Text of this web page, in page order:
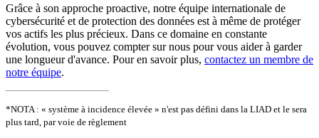
Grâce à son approche proactive, notre équipe internationale de
cybersécurité et de protection des données est à même de protéger
vos actifs les plus précieux. Dans ce domaine en constante
évolution, vous pouvez compter sur nous pour vous aider à garder
une longueur d'avance. Pour en savoir plus, contactez un membre de
notre équipe.
*NOTA : « système à incidence élevée » n'est pas défini dans la LIAD et le sera
plus tard, par voie de règlement